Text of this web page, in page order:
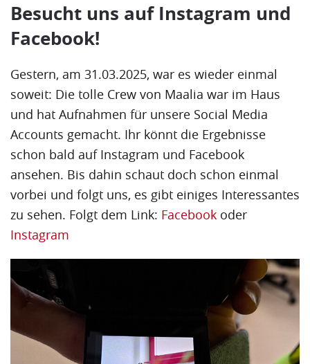
Besucht uns auf Instagram und
Facebook!
Gestern, am 31.03.2025, war es wieder einmal
soweit: Die tolle Crew von Maalia war im Haus
und hat Aufnahmen für unsere Social Media
Accounts gemacht. Ihr könnt die Ergebnisse
schon bald auf Instagram und Facebook
ansehen. Bis dahin schaut doch schon einmal
vorbei und folgt uns, es gibt einiges Interessantes
zu sehen. Folgt dem Link: Facebook oder
Instagram